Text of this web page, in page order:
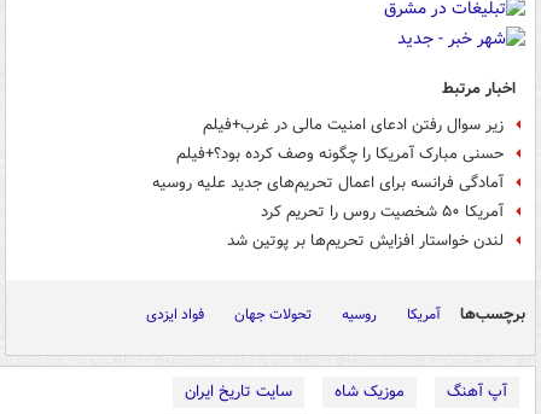
اخبار مرتبط
زیر سوال رفتن ادعای امنیت مالی در غرب+فیلم
حسنی مبارک آمریکا را چگونه وصف کرده بود؟+فیلم
آمادگی فرانسه برای اعمال تحریم‌های جدید علیه روسیه
آمریکا ۵۰ شخصیت روس را تحریم کرد
لندن خواستار افزایش تحریم‌ها بر پوتین شد
برچسب‌ها آمریکا روسیه تحولات جهان فواد ایزدی
آپ آهنگ موزیک شاه
سایت تاریخ ایران